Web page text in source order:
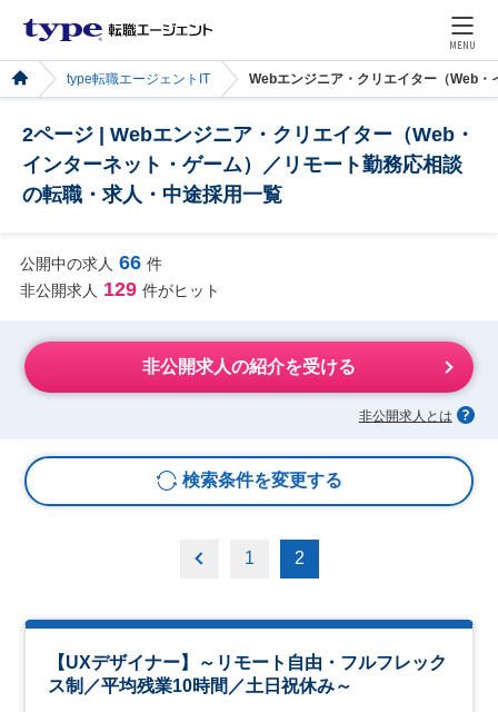
MENU
type転職エージェントIT Webエンジニア・クリエイター（Web
2ページ | Webエンジニア・クリエイター（Web・
インターネット・ゲーム）／リモート勤務応相談
の転職・求人・中途採用一覧
公開中の求人 66 件
非公開求人 129 件がヒット
非公開求人の紹介を受ける
非公開求人とは
検索条件を変更する
1 2
【UXデザイナー】～リモート自由・フルフレック
ス制／平均残業10時間／土日祝休み～